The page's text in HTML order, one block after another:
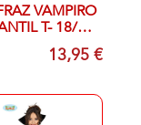
VAMPIRO
T- 18/24
MESES13,95 €